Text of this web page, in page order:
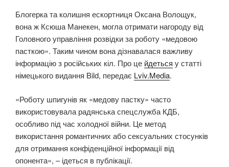
Блогерка та колишня ескортниця Оксана Волощук,
вона ж Ксюша Манекен, могла отримати нагороду від
Головного управління розвідки за роботу «медовою
пасткою». Таким чином вона дізнавалася важливу
інформацію з російських кіл. Про це йдеться у статті
німецького видання Bild, передає Lviv.Media.
«Роботу шпигунів як «медову пастку» часто
використовувала радянська спецслужба КДБ,
особливо під час холодної війни. Це метод
використання романтичних або сексуальних стосунків
для отримання конфіденційної інформації від
опонента», – ідеться в публікації.